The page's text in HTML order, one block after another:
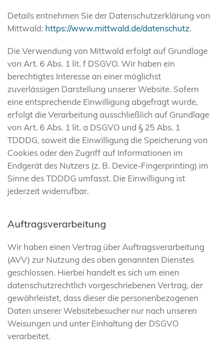
Details entnehmen Sie der Datenschutzerklärung von
Mittwald: https://www.mittwald.de/datenschutz.
Die Verwendung von Mittwald erfolgt auf Grundlage
von Art. 6 Abs. 1 lit. f DSGVO. Wir haben ein
berechtigtes Interesse an einer möglichst
zuverlässigen Darstellung unserer Website. Sofern
eine entsprechende Einwilligung abgefragt wurde,
erfolgt die Verarbeitung ausschließlich auf Grundlage
von Art. 6 Abs. 1 lit. a DSGVO und § 25 Abs. 1
TDDDG, soweit die Einwilligung die Speicherung von
Cookies oder den Zugriff auf Informationen im
Endgerät des Nutzers (z. B. Device-Fingerprinting) im
Sinne des TDDDG umfasst. Die Einwilligung ist
jederzeit widerrufbar.
Auftragsverarbeitung
Wir haben einen Vertrag über Auftragsverarbeitung
(AVV) zur Nutzung des oben genannten Dienstes
geschlossen. Hierbei handelt es sich um einen
datenschutzrechtlich vorgeschriebenen Vertrag, der
gewährleistet, dass dieser die personenbezogenen
Daten unserer Websitebesucher nur nach unseren
Weisungen und unter Einhaltung der DSGVO
verarbeitet.